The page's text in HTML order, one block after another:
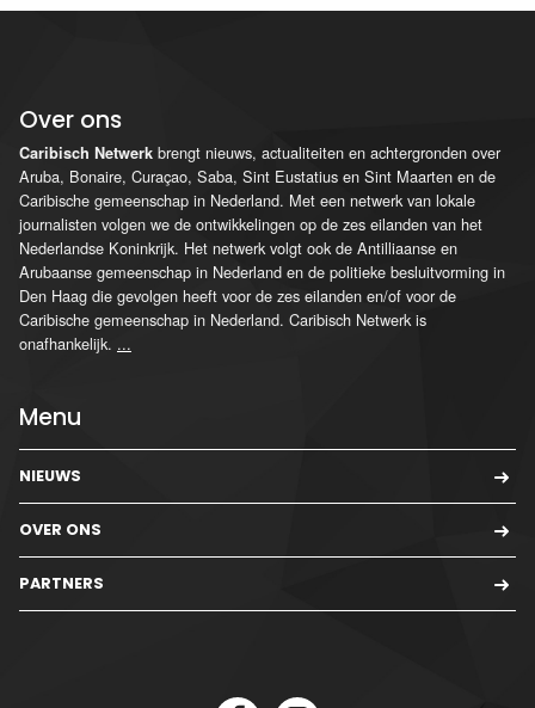
Over ons
Caribisch Netwerk brengt nieuws, actualiteiten en achtergronden over
Aruba, Bonaire, Curaçao, Saba, Sint Eustatius en Sint Maarten en de
Caribische gemeenschap in Nederland. Met een netwerk van lokale
journalisten volgen we de ontwikkelingen op de zes eilanden van het
Nederlandse Koninkrijk. Het netwerk volgt ook de Antilliaanse en
Arubaanse gemeenschap in Nederland en de politieke besluitvorming in
Den Haag die gevolgen heeft voor de zes eilanden en/of voor de
Caribische gemeenschap in Nederland. Caribisch Netwerk is
onafhankelijk. ...
Menu
NIEUWS
OVER ONS
PARTNERS